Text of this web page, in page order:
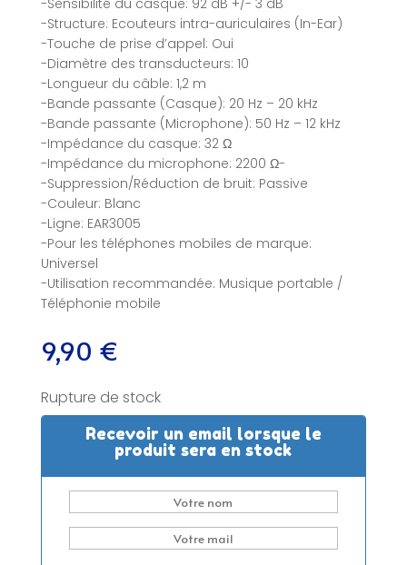
-Sensibilité du casque: 92 dB +/- 3 dB
-Structure: Ecouteurs intra-auriculaires (In-Ear)
-Touche de prise d’appel: Oui
-Diamètre des transducteurs: 10
-Longueur du câble: 1,2 m
-Bande passante (Casque): 20 Hz – 20 kHz
-Bande passante (Microphone): 50 Hz – 12 kHz
-Impédance du casque: 32 Ω
-Impédance du microphone: 2200 Ω-
-Suppression/Réduction de bruit: Passive
-Couleur: Blanc
-Ligne: EAR3005
-Pour les téléphones mobiles de marque:
Universel
-Utilisation recommandée: Musique portable /
Téléphonie mobile
9,90 €
Rupture de stock
Recevoir un email lorsque le
produit sera en stock